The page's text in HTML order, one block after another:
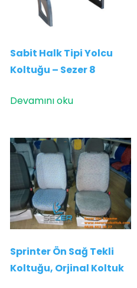
Sabit Halk Tipi Yolcu
Koltuğu – Sezer 8
Devamını oku
Sprinter Ön Sağ Tekli
Koltuğu, Orjinal Koltuk